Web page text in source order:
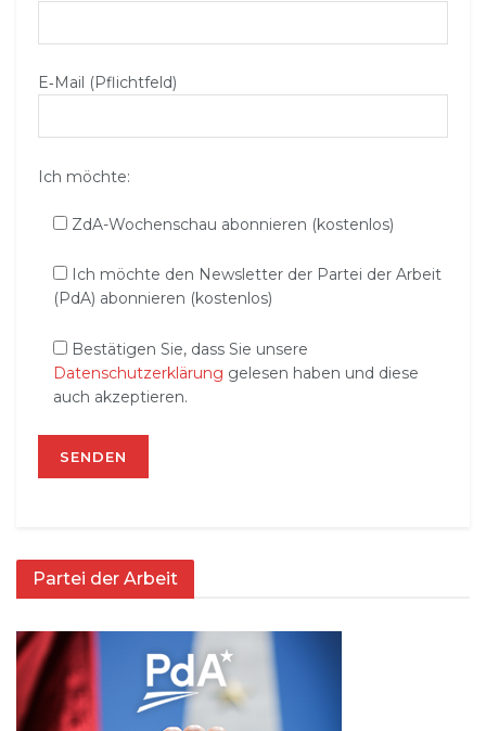
E‑Mail (Pflichtfeld)
Ich möchte:
ZdA-Wochenschau abonnieren (kostenlos)
Ich möchte den Newsletter der Partei der Arbeit
(PdA) abonnieren (kostenlos)
Bestätigen Sie, dass Sie unsere
Datenschutzerklärung gelesen haben und diese
auch akzeptieren.
Partei der Arbeit